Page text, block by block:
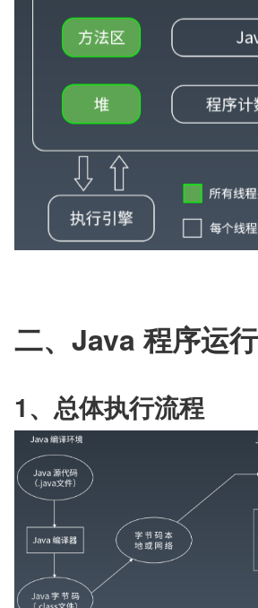
二、Java 程序运
1、总体执行流程